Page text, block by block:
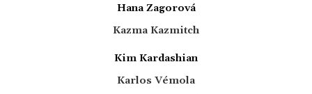
Hana Zagorová
Kazma Kazmitch
Kim Kardashian
Karlos Vémola